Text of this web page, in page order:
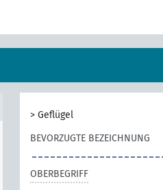
> Geflügel
BEVORZUGTE BEZEICHNUNG
OBERBEGRIFF